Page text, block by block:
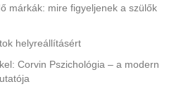
márkák: mire figyeljenek a szülők
helyreállításért
Corvin Pszichológia – a modern